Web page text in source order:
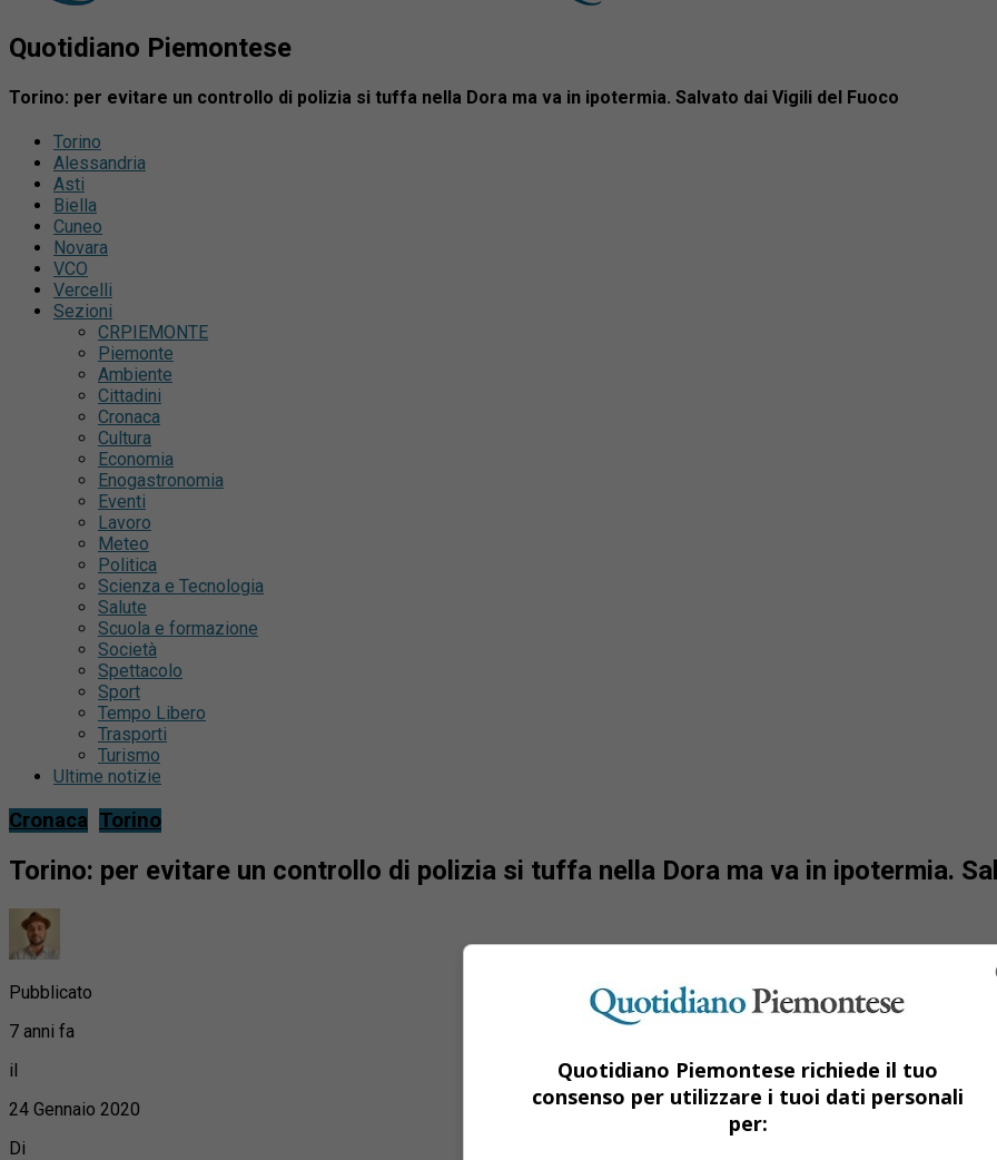
Quotidiano Piemontese
Torino: per evitare un controllo di polizia si tuffa nella Dora ma va in ipotermia. Salvato dai Vigili del Fuoco
Torino
Alessandria
Asti
Biella
Cuneo
Novara
VCO
Vercelli
Sezioni
CRPIEMONTE
Piemonte
Ambiente
Cittadini
Cronaca
Cultura
Economia
Enogastronomia
Eventi
Lavoro
Meteo
Politica
Scienza e Tecnologia
Salute
Scuola e formazione
Società
Spettacolo
Sport
Tempo Libero
Trasporti
Turismo
Ultime notizie
Cronaca Torino
Torino: per evitare un controllo di polizia si tuffa nella Dora ma va in ipotermia.
Pubblicato
7 anni fa
il
24 Gennaio 2020
Di
Quotidiano Piemontese richiede il tuo
consenso per utilizzare i tuoi dati personali
per: